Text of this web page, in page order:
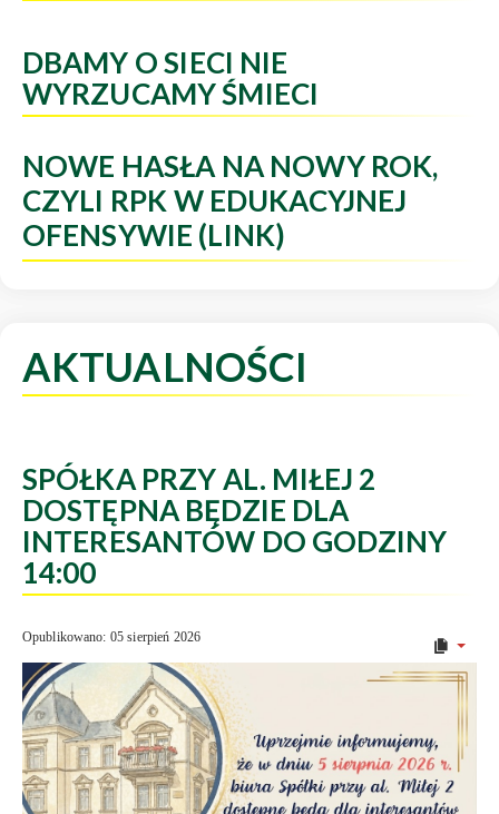
DBAMY O SIECI NIE
WYRZUCAMY ŚMIECI
NOWE HASŁA NA NOWY ROK,
CZYLI RPK W EDUKACYJNEJ
OFENSYWIE (LINK)
AKTUALNOŚCI
SPÓŁKA PRZY AL. MIŁEJ 2
DOSTĘPNA BĘDZIE DLA
INTERESANTÓW DO GODZINY
14:00
Opublikowano: 05 sierpień 2026